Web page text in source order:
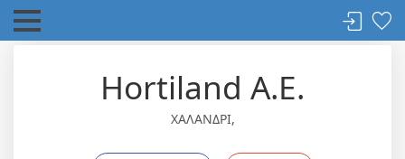
Hortiland A.E.
ΧΑΛΑΝΔΡΙ,